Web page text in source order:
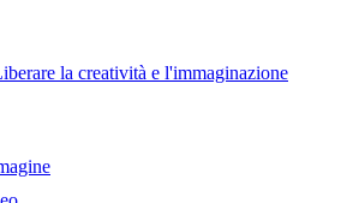
la creatività e l'immaginazione